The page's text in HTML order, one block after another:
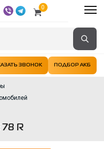
0
ЗВОНОК ПОДБОР АКБ
78 R